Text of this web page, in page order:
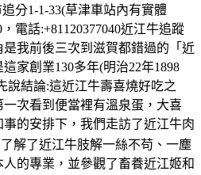
分1-1-33(草津車站內有實體
電話:+81120377040近江牛追蹤
我前後三次到滋賀都錯過的「近
家創業130多年(明治22年1898
說結論:這近江牛壽喜燒好吃之
次看到便當裡有溫泉蛋，大喜
的安排下，我們走訪了近江牛肉
了解了近江牛肢解一絲不苟、一塵
的專業，並參觀了畜養近江姬和